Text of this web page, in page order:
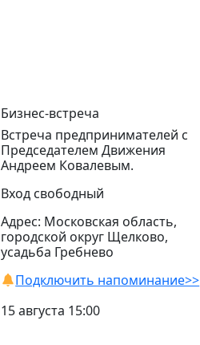
Бизнес-встреча
Встреча предпринимателей с
Председателем Движения
Андреем Ковалевым.
Вход свободный
Адрес: Московская область,
городской округ Щелково,
усадьба Гребнево
Подключить напоминание>>
15 августа 15:00